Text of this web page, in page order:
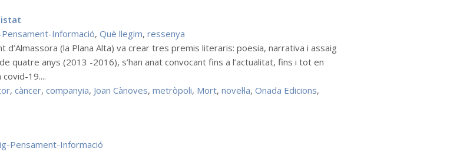
Informació, Què llegim, ressenya
d’Almassora (la Plana Alta) va crear tres premis literaris: poesia, narrativa i assaig
quatre anys (2013 -2016), s’han anat convocant fins a l’actualitat, fins i tot en
covid-19....
, càncer, companyia, Joan Cànoves, metròpoli, Mort, novel·la, Onada Edicions,
Pensament-Informació